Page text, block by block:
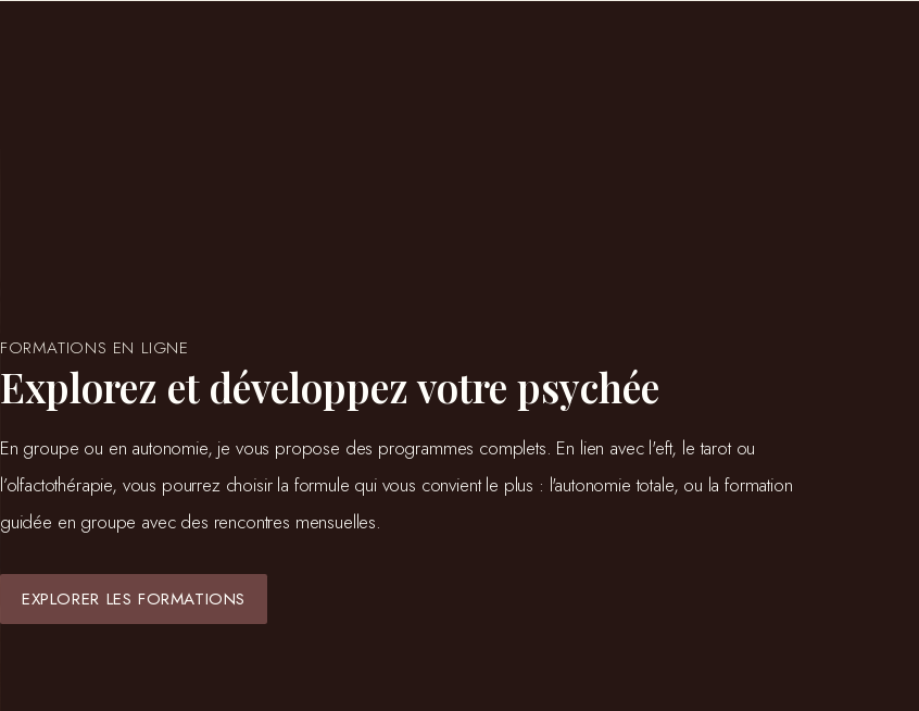
FORMATIONS EN LIGNE
Explorez et développez votre psychée
En groupe ou en autonomie, je vous propose des programmes complets. En lien avec l'eft, le tarot ou
l’olfactothérapie, vous pourrez choisir la formule qui vous convient le plus : l'autonomie totale, ou la formation
guidée en groupe avec des rencontres mensuelles.
EXPLORER LES FORMATIONS